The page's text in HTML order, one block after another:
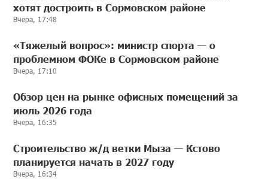
хотят достроить в Сормовском районе
Вчера, 17:48
«Тяжелый вопрос»: министр спорта — о
проблемном ФОКе в Сормовском районе
Вчера, 17:10
Обзор цен на рынке офисных помещений за
июль 2026 года
Вчера, 16:35
Строительство ж/д ветки Мыза — Кстово
планируется начать в 2027 году
Вчера, 16:34